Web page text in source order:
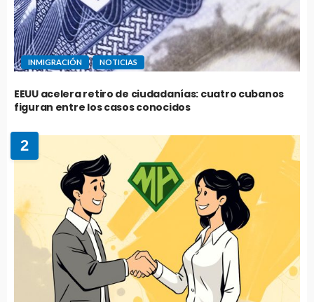
INMIGRACIÓN NOTICIAS
EEUU acelera retiro de ciudadanías: cuatro cubanos
figuran entre los casos conocidos
2